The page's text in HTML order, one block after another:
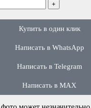
Купить в один клик
Написать в WhatsApp
Написать в Telegram
Написать в MAX